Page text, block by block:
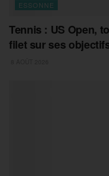
ESSONNE
Tennis : US Open,
filet sur ses